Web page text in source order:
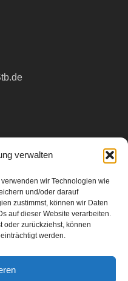
verwalten
wir Technologien wie
und/oder darauf
zustimmst, können wir Daten
auf dieser Website verarbeiten.
oder zurückziehst, können
werden.